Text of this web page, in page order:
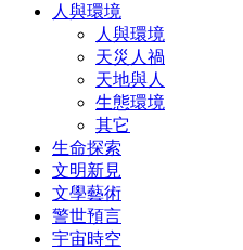
人與環境
人與環境
天災人禍
天地與人
生態環境
其它
生命探索
文明新見
文學藝術
警世預言
宇宙時空